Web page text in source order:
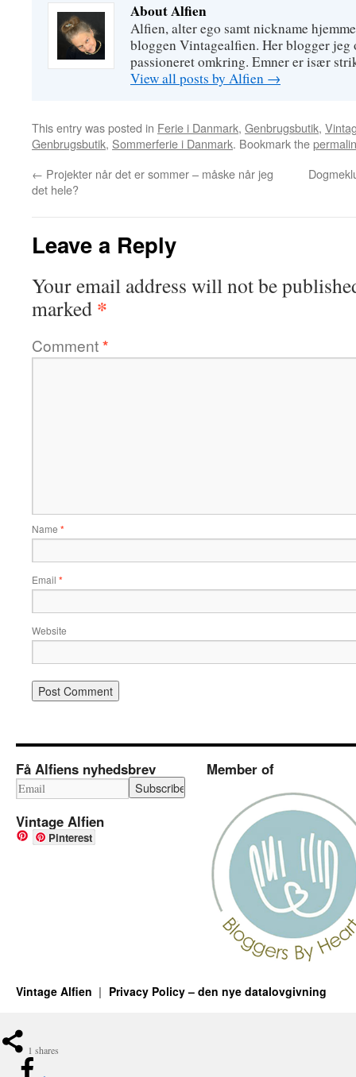
About Alfien
Alfien, alter ego samt nickname
bloggen Vintagealfien. Her blogger jeg
passioneret omkring. Emner er især
View all posts by Alfien →
This entry was posted in Ferie i Danmark, Genbrugsbutik,
Genbrugsbutik, Sommerferie i Danmark. Bookmark the
← Projekter når det er sommer – måske når jeg
det hele?
Leave a Reply
Your email address will not be
marked *
Comment*
Name *
Email *
Website
Få Alfiens nyhedsbrev
Vintage Alfien
Pinterest
Member of
Vintage Alfien Privacy Policy – den nye datalovgivning
1 shares